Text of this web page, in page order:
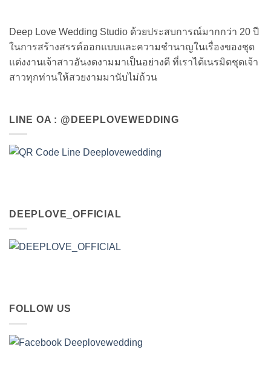
Deep Love Wedding Studio ด้วยประสบการณ์มากกว่า 20 ปี
ในการสร้างสรรค์ออกแบบและความชำนาญในเรื่องของชุด
แต่งงานเจ้าสาวอันงดงามมาเป็นอย่างดี ที่เราได้เนรมิตชุดเจ้า
สาวทุกท่านให้สวยงามมานับไม่ถ้วน
LINE OA : @DEEPLOVEWEDDING
DEEPLOVE_OFFICIAL
FOLLOW US